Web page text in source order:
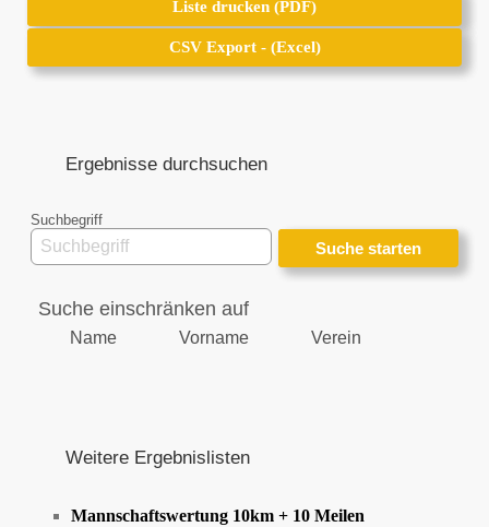
Liste drucken (PDF)
Liste drucken (PDF)
CSV Export - (Excel)
CSV Export - (Excel)
Ergebnisse durchsuchen
Suchbegriff
Suche einschränken auf
Name Vorname Verein
Weitere Ergebnislisten
Mannschaftswertung 10km + 10 Meilen